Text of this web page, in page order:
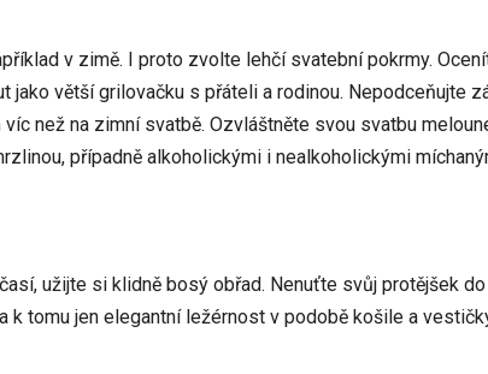
v zimě. I proto zvolte lehčí svatební pokrmy.
jako větší grilovačku s přáteli a rodinou. Nepodceňujte
než na zimní svatbě. Ozvláštněte svou svatbu
případně alkoholickými i nealkoholickými
užijte si klidně bosý obřad. Nenuťte svůj protějšek
k tomu jen elegantní ležérnost v podobě košile a